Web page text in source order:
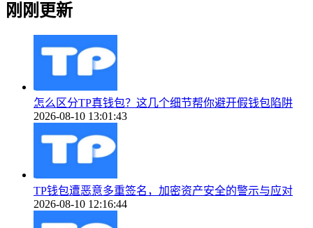
刚刚更新
怎么区分TP真钱包？这几个细节帮你避开假钱包陷阱
2026-08-10 13:01:43
TP钱包遭恶意多重签名，加密资产安全的警示与应对
2026-08-10 12:16:44